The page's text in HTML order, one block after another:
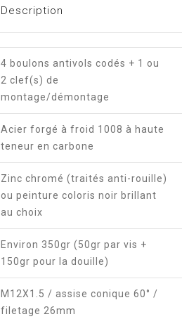
Description
4 boulons antivols codés + 1 ou
2 clef(s) de
montage/démontage
Acier forgé à froid 1008 à haute
teneur en carbone
Zinc chromé (traités anti-rouille)
ou peinture coloris noir brillant
au choix
Environ 350gr (50gr par vis +
150gr pour la douille)
M12X1.5 / assise conique 60° /
filetage 26mm